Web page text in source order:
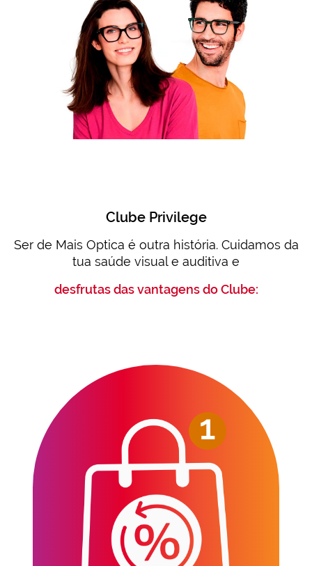
Clube Privilege
Ser de Mais Optica é outra história. Cuidamos da
tua saúde visual e auditiva e
desfrutas das vantagens do Clube:
1